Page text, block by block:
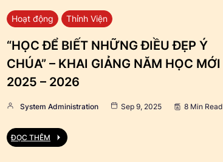
Hoạt động Thỉnh Viện
“HỌC ĐỂ BIẾT NHỮNG ĐIỀU ĐẸP Ý
CHÚA” – KHAI GIẢNG NĂM HỌC MỚI
2025 – 2026
System Administration Sep 9, 2025 8 Min Read
ĐỌC THÊM